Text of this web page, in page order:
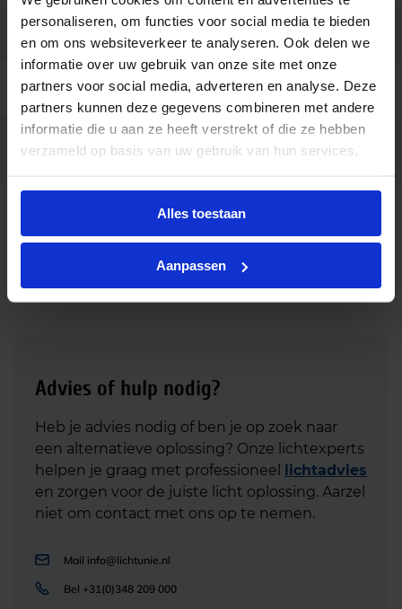
personaliseren, om functies voor social media te bieden
en om ons websiteverkeer te analyseren. Ook delen we
informatie over uw gebruik van onze site met onze
partners voor social media, adverteren en analyse. Deze
partners kunnen deze gegevens combineren met andere
informatie die u aan ze heeft verstrekt of die ze hebben
verzameld op basis van uw gebruik van hun services.
Alles toestaan
Aanpassen
30756800
Ean code 8719514307568
Fabrikantnaam
MAS LEDspotLV D 7.5-50W 940
MR16 36D
Download productsheet Philips Master LED spot 7.5W 940
MR16 GU5.3 36D | dimbaar - vervangt 50W
Advies of hulp nodig?
Heb je advies nodig of ben je op zoek naar
een alternatieve oplossing? Onze lichtexperts
helpen je graag met professioneel lichtadvies
en zorgen voor de juiste licht oplossing. Aarzel
niet om contact met ons op te nemen.
Mail info@lichtunie.nl
Bel +31(0)348 209 000